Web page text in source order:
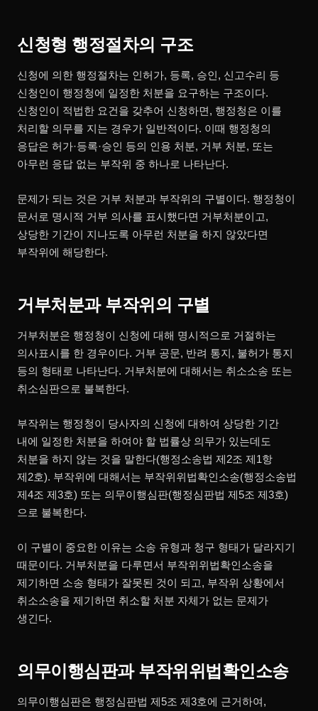
신청형 행정절차의 구조
신청에 의한 행정절차는 인허가, 등록, 승인, 신고수리 등
신청인이 행정청에 일정한 처분을 요구하는 구조이다.
신청인이 적법한 요건을 갖추어 신청하면, 행정청은 이를
처리할 의무를 지는 경우가 일반적이다. 이때 행정청의
응답은 허가·등록·승인 등의 인용 처분, 거부 처분, 또는
아무런 응답 없는 부작위 중 하나로 나타난다.
문제가 되는 것은 거부 처분과 부작위의 구별이다. 행정청이
문서로 명시적 거부 의사를 표시했다면 거부처분이고,
상당한 기간이 지나도록 아무런 처분을 하지 않았다면
부작위에 해당한다.
거부처분과 부작위의 구별
거부처분은 행정청이 신청에 대해 명시적으로 거절하는
의사표시를 한 경우이다. 거부 공문, 반려 통지, 불허가 통지
등의 형태로 나타난다. 거부처분에 대해서는 취소소송 또는
취소심판으로 불복한다.
부작위는 행정청이 당사자의 신청에 대하여 상당한 기간
내에 일정한 처분을 하여야 할 법률상 의무가 있는데도
처분을 하지 않는 것을 말한다(행정소송법 제2조 제1항
제2호). 부작위에 대해서는 부작위위법확인소송(행정소송법
제4조 제3호) 또는 의무이행심판(행정심판법 제5조 제3호)
으로 불복한다.
이 구별이 중요한 이유는 소송 유형과 청구 형태가 달라지기
때문이다. 거부처분을 다루면서 부작위위법확인소송을
제기하면 소송 형태가 잘못된 것이 되고, 부작위 상황에서
취소소송을 제기하면 취소할 처분 자체가 없는 문제가
생긴다.
의무이행심판과 부작위위법확인소송
의무이행심판은 행정심판법 제5조 제3호에 근거하여,